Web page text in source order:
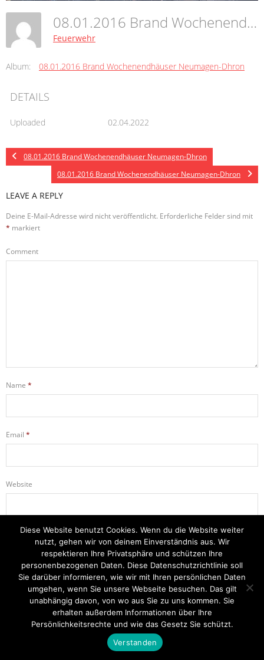
08.01.2016 Brand Wochenendhäuser Neumagen-Dhron
Feuerwehr
Album: 08.01.2016 Brand Wochenendhäuser Neumagen-Dhron
DETAILS
Uploaded 02.04.2022
08.01.2016 Brand Wochenendhäuser Neumagen-Dhron
08.01.2016 Brand Wochenendhäuser Neumagen-Dhron
LEAVE A REPLY
Deine E-Mail-Adresse wird nicht veröffentlicht. Erforderliche Felder sind mit
* markiert
Comment
Name *
Email *
Website
Name, E-Mail-Adresse und Website in diesem Browser für meinen
nächsten Kommentar speichern.
Startseite Einsätze Mitglied werden Über uns
Kontakt
Think Up Themes Ltd. Powered by
Diese Website benutzt Cookies. Wenn du die Website weiter
nutzt, gehen wir von deinem Einverständnis aus. Wir
respektieren Ihre Privatsphäre und schützen Ihre
personenbezogenen Daten. Diese Datenschutzrichtlinie soll
Sie darüber informieren, wie wir mit Ihren persönlichen Daten
umgehen, wenn Sie unsere Webseite besuchen. Das gilt
unabhängig davon, von wo aus Sie zu uns kommen. Sie
erhalten außerdem Informationen über Ihre
Persönlichkeitsrechte und wie das Gesetz Sie schützt.
Verstanden